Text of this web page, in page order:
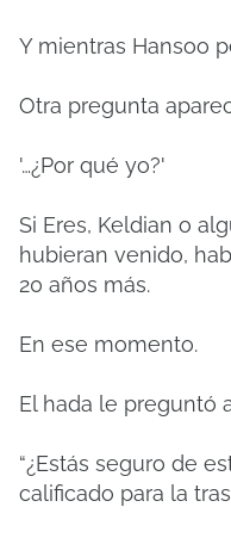
Y mientras Hansoo
Otra pregunta
'…¿Por qué yo?'
Si Eres, Keldian o
hubieran venido,
20 años más.
En ese momento.
El hada le preguntó
“¿Estás seguro de
calificado para la